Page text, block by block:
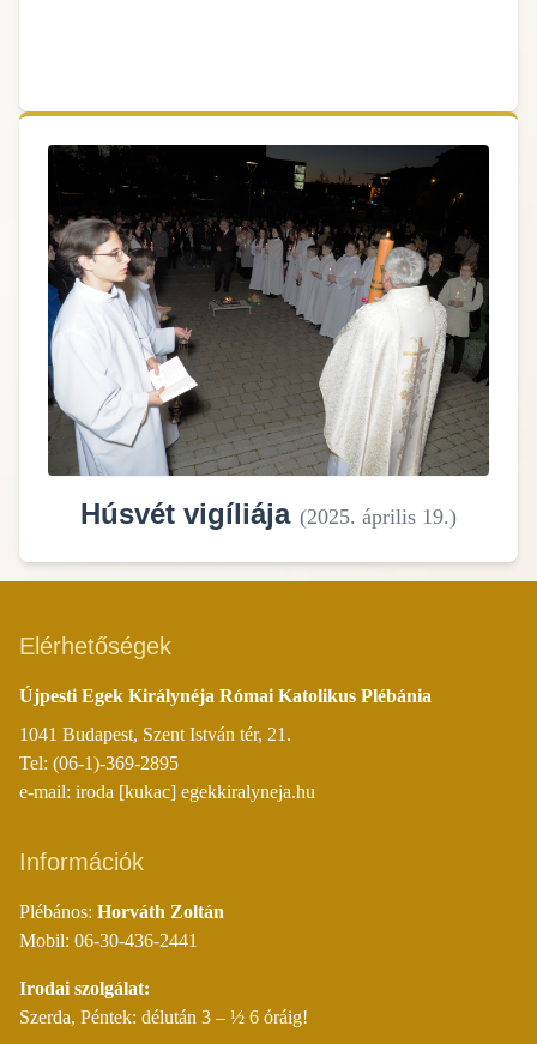
Húsvét vigíliája (2025. április 19.)
Elérhetőségek
Újpesti Egek Királynéja Római Katolikus Plébánia
1041 Budapest, Szent István tér, 21.
Tel: (06-1)-369-2895
e-mail: iroda [kukac] egekkiralyneja.hu
Információk
Plébános: Horváth Zoltán
Mobil: 06-30-436-2441
Irodai szolgálat:
Szerda, Péntek: délután 3 – ½ 6 óráig!